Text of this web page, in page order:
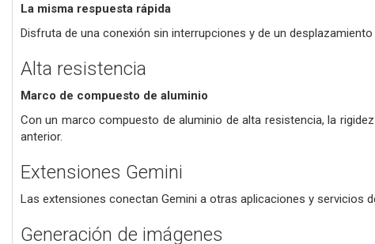
La misma respuesta rápida
Disfruta de una conexión sin interrupciones y de un
Alta resistencia
Marco de compuesto de aluminio
Con un marco compuesto de aluminio de alta resistencia, la
anterior.
Extensiones Gemini
Las extensiones conectan Gemini a otras aplicaciones y servicios
Generación de imágenes